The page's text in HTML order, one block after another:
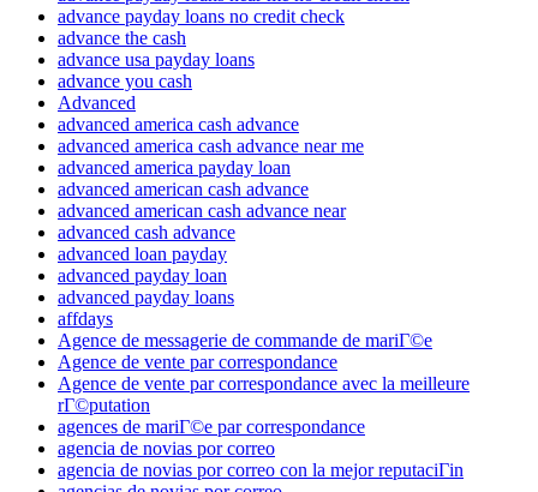
advance payday loans no credit check
advance the cash
advance usa payday loans
advance you cash
Advanced
advanced america cash advance
advanced america cash advance near me
advanced america payday loan
advanced american cash advance
advanced american cash advance near
advanced cash advance
advanced loan payday
advanced payday loan
advanced payday loans
affdays
Agence de messagerie de commande de mariГ©e
Agence de vente par correspondance
Agence de vente par correspondance avec la meilleure
rГ©putation
agences de mariГ©e par correspondance
agencia de novias por correo
agencia de novias por correo con la mejor reputaciГіn